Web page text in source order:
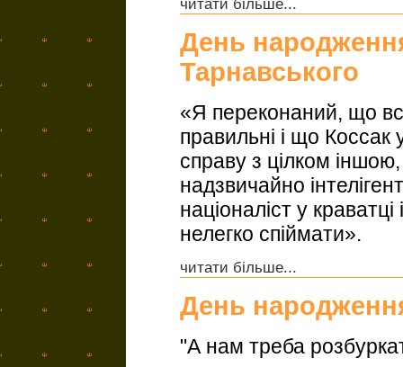
День
Тарнавського
«Я переконаний, що
правильні і що
справу з цілком
надзвичайно
націоналіст у
нелегко спіймати».
читати більше...
День
"А нам треба